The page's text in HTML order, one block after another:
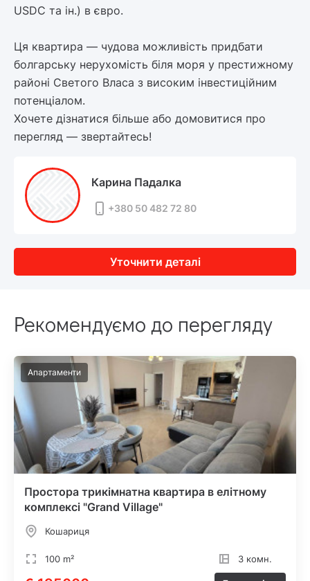
USDC та ін.) в євро.
Ця квартира — чудова можливість придбати
болгарську нерухомість біля моря у престижному
районі Светого Власа з високим інвестиційним
потенціалом.
Хочете дізнатися більше або домовитися про
перегляд — звертайтесь!
Карина Падалка
+380 50 482 72 80
Уточнити деталі
Рекомендуємо до перегляду
Апартаменти
Простора трикімнатна квартира в елітному
комплексі "Grand Village"
Кошариця
100 m² 3 комн.